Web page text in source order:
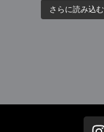
さらに読み込む